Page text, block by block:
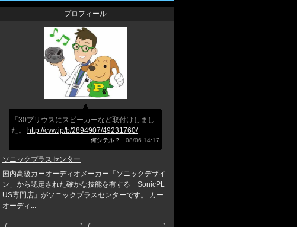
プロフィール
「30プリウスにスピーカーなど取付けしまし
た。 http://cvw.jp/b/2894907/49231760/」
何シテル？ 08/06 14:17
ソニックプラスセンター
国内高級カーオーディオメーカー「ソニックデザイ
ン」から認定された確かな技能を有する「SonicPL
US専門店」がソニックプラスセンターです。 カー
オーディ...